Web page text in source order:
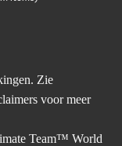
Zie
voor meer
Team™ World